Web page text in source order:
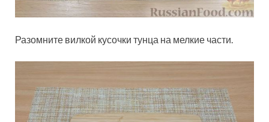
Разомните вилкой кусочки тунца на мелкие части.